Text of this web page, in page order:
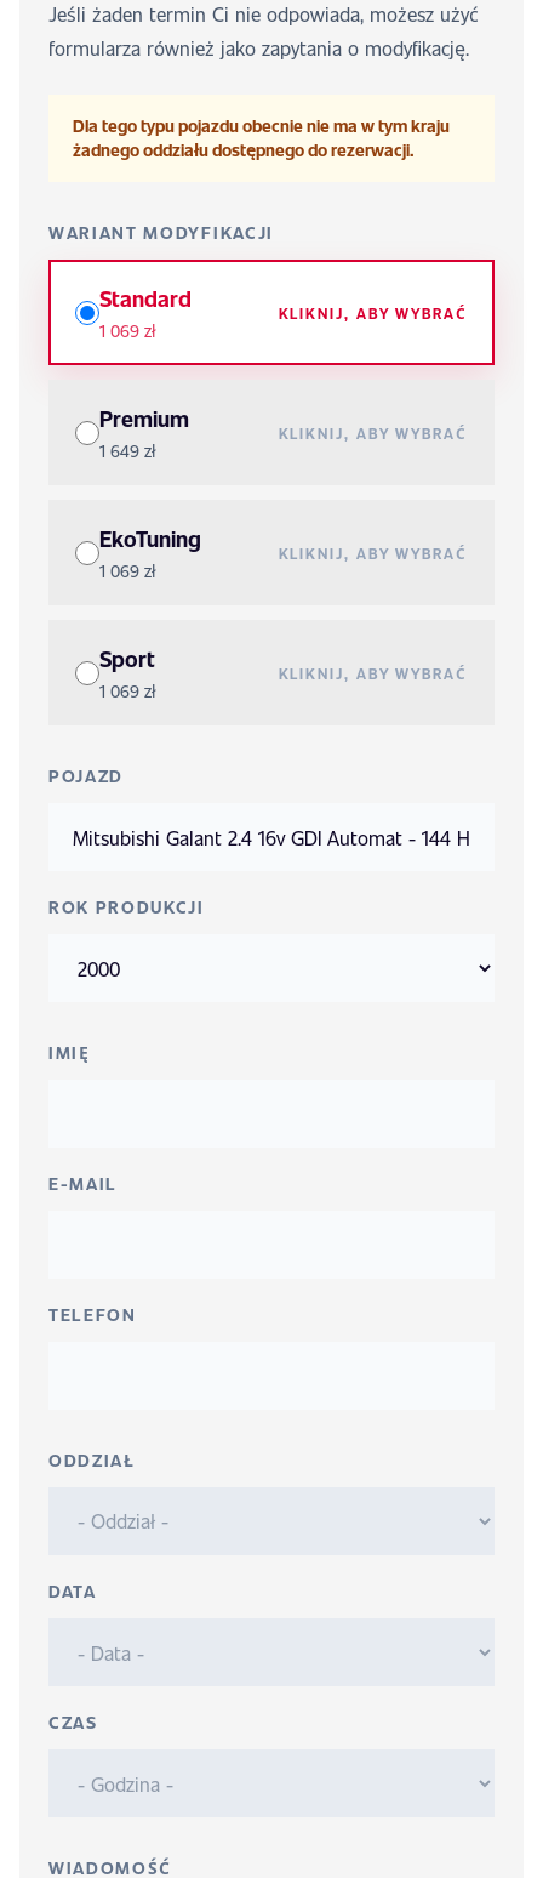
Jeśli żaden termin Ci nie odpowiada, możesz użyć
formularza również jako zapytania o modyfikację.
Dla tego typu pojazdu obecnie nie ma w tym kraju
żadnego oddziału dostępnego do rezerwacji.
WARIANT MODYFIKACJI
Standard
1 069 zł
KLIKNIJ, ABY WYBRAĆ
Premium
1 649 zł
KLIKNIJ, ABY WYBRAĆ
EkoTuning
1 069 zł
KLIKNIJ, ABY WYBRAĆ
Sport
1 069 zł
KLIKNIJ, ABY WYBRAĆ
POJAZD
ROK PRODUKCJI
IMIĘ
E-MAIL
TELEFON
ODDZIAŁ
DATA
CZAS
WIADOMOŚĆ